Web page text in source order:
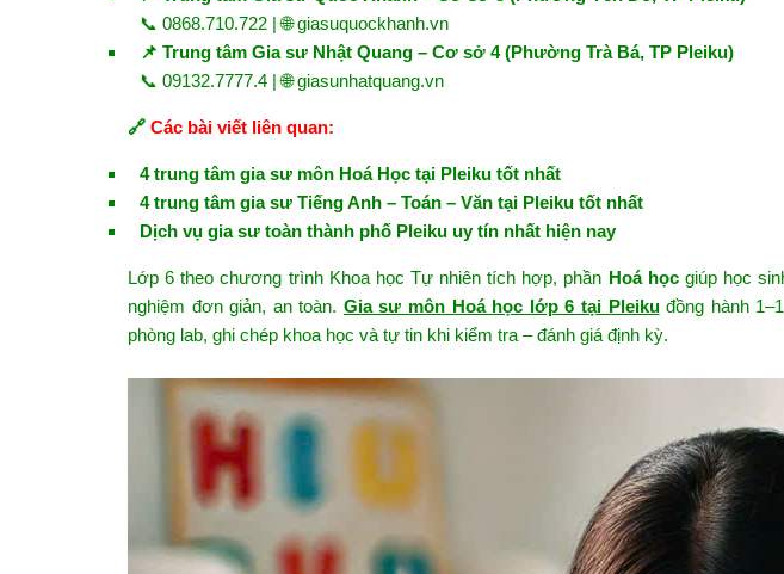
📞 0868.710.722 | 🌐giasuquockhanh.vn
📌 Trung tâm Gia sư Nhật Quang – Cơ sở 4 (Phường Trà Bá, TP Pleiku)
📞 09132.7777.4 | 🌐giasunhatquang.vn
🔗 Các bài viết liên quan:
4 trung tâm gia sư môn Hoá Học tại Pleiku tốt nhất
4 trung tâm gia sư Tiếng Anh – Toán – Văn tại Pleiku tốt nhất
Dịch vụ gia sư toàn thành phố Pleiku uy tín nhất hiện nay
Lớp 6 theo chương trình Khoa học Tự nhiên tích hợp, phần Hoá họcgiúp học
nghiệm đơn giản, an toàn. Gia sư môn Hoá học lớp 6 tại Pleikuđồng hành
phòng lab, ghi chép khoa học và tự tin khi kiểm tra – đánh giá định kỳ.